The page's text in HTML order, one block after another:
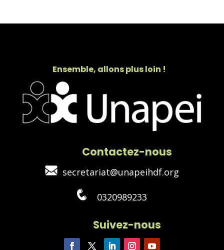
Ensemble, allons plus loin !
Contactez-nous
secretariat@unapeihdf.org
0320989233
Suivez-nous